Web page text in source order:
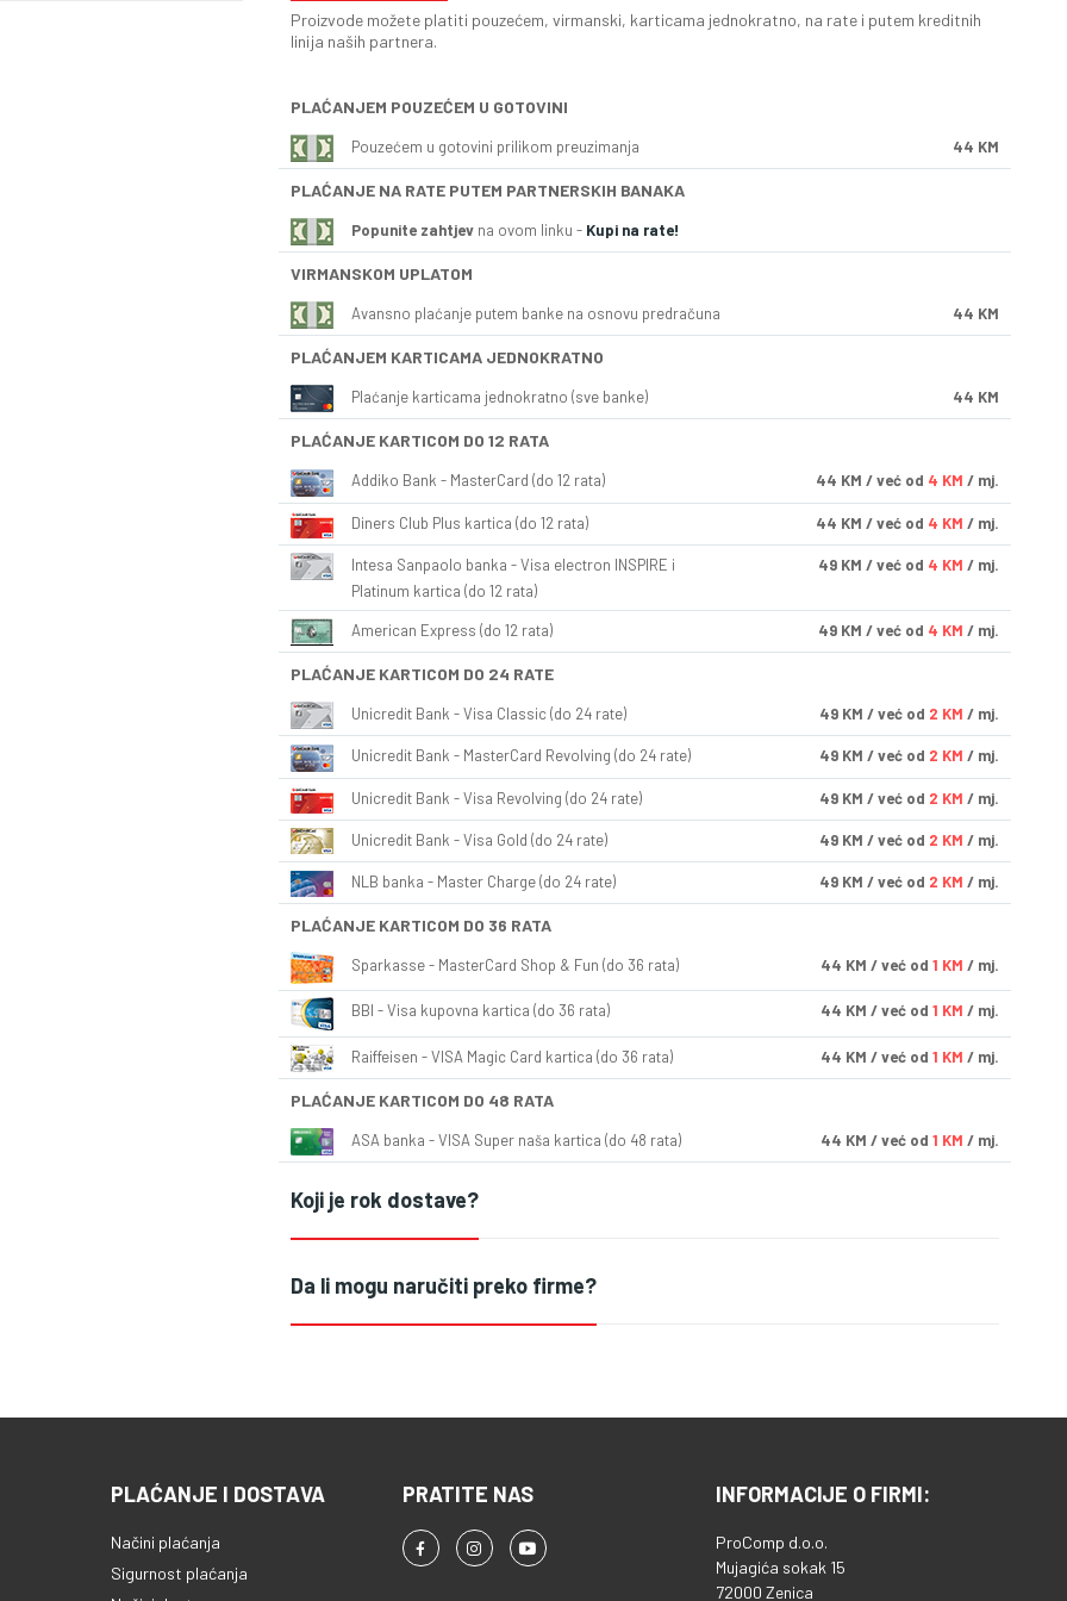
Proizvode možete platiti pouzećem, virmanski, karticama jednokratno, na rate i putem kreditnih
linija naših partnera.
PLAĆANJEM POUZEĆEM U GOTOVINI
Pouzećem u gotovini prilikom preuzimanja 44 KM
PLAĆANJE NA RATE PUTEM PARTNERSKIH BANAKA
Popunite zahtjev na ovom linku - Kupi na rate!
VIRMANSKOM UPLATOM
Avansno plaćanje putem banke na osnovu predračuna 44 KM
PLAĆANJEM KARTICAMA JEDNOKRATNO
Plaćanje karticama jednokratno (sve banke) 44 KM
PLAĆANJE KARTICOM DO 12 RATA
Addiko Bank - MasterCard (do 12 rata) 44 KM / već od 4 KM / mj.
Diners Club Plus kartica (do 12 rata) 44 KM / već od 4 KM / mj.
Intesa Sanpaolo banka - Visa electron INSPIRE i
Platinum kartica (do 12 rata)
49 KM / već od 4 KM / mj.
American Express (do 12 rata) 49 KM / već od 4 KM / mj.
PLAĆANJE KARTICOM DO 24 RATE
Unicredit Bank - Visa Classic (do 24 rate) 49 KM / već od 2 KM / mj.
Unicredit Bank - MasterCard Revolving (do 24 rate) 49 KM / već od 2 KM / mj.
Unicredit Bank - Visa Revolving (do 24 rate) 49 KM / već od 2 KM / mj.
Unicredit Bank - Visa Gold (do 24 rate) 49 KM / već od 2 KM / mj.
NLB banka - Master Charge (do 24 rate) 49 KM / već od 2 KM / mj.
PLAĆANJE KARTICOM DO 36 RATA
Sparkasse - MasterCard Shop & Fun (do 36 rata) 44 KM / već od 1 KM / mj.
BBI - Visa kupovna kartica (do 36 rata) 44 KM / već od 1 KM / mj.
Raiffeisen - VISA Magic Card kartica (do 36 rata) 44 KM / već od 1 KM / mj.
PLAĆANJE KARTICOM DO 48 RATA
ASA banka - VISA Super naša kartica (do 48 rata) 44 KM / već od 1 KM / mj.
Koji je rok dostave?
Da li mogu naručiti preko firme?
PLAĆANJE I DOSTAVA
Načini plaćanja
Sigurnost plaćanja
PRATITE NAS INFORMACIJE O FIRMI:
ProComp d.o.o.
Mujagića sokak 15
72000 Zenica